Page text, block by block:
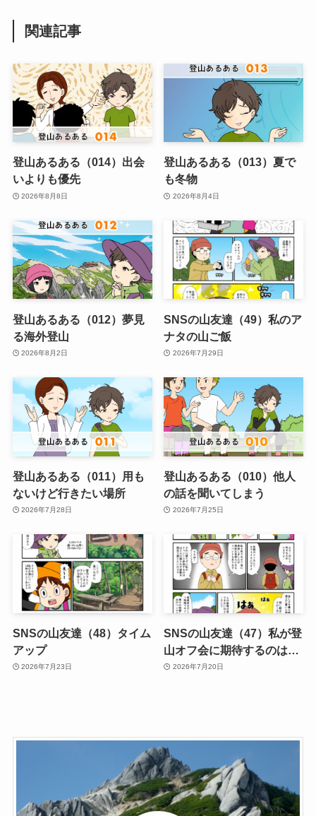
関連記事
登山あるある（014）出会
いよりも優先
2026年8月8日
登山あるある（013）夏で
も冬物
2026年8月4日
登山あるある（012）夢見
る海外登山
2026年8月2日
SNSの山友達（49）私のア
ナタの山ご飯
2026年7月29日
登山あるある（011）用も
ないけど行きたい場所
2026年7月28日
登山あるある（010）他人
の話を聞いてしまう
2026年7月25日
SNSの山友達（48）タイム
アップ
2026年7月23日
SNSの山友達（47）私が登
山オフ会に期待するのは…
2026年7月20日